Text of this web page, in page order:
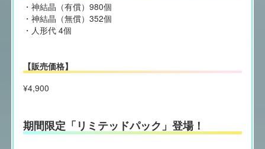
・神結晶（有償）980個
・神結晶（無償）352個
・人形代 4個
【販売価格】
¥4,900
期間限定「リミテッドパック」登場！